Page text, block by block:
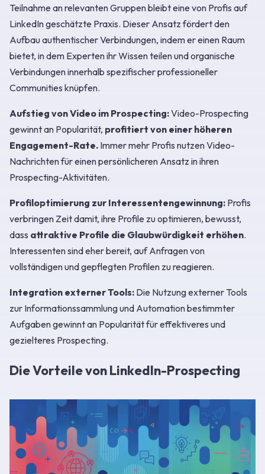
Teilnahme an relevanten Gruppen bleibt eine von Profis auf
LinkedIn geschätzte Praxis. Dieser Ansatz fördert den
Aufbau authentischer Verbindungen, indem er einen Raum
bietet, in dem Experten ihr Wissen teilen und organische
Verbindungen innerhalb spezifischer professioneller
Communities knüpfen.
Aufstieg von Video im Prospecting:Video-Prospecting
gewinnt an Popularität, profitiert von einer höheren
Engagement-Rate. Immer mehr Profis nutzen Video-
Nachrichten für einen persönlicheren Ansatz in ihren
Prospecting-Aktivitäten.
Profiloptimierung zur Interessentengewinnung: Profis
verbringen Zeit damit, ihre Profile zu optimieren, bewusst,
dass attraktive Profile die Glaubwürdigkeit erhöhen.
Interessenten sind eher bereit, auf Anfragen von
vollständigen und gepflegten Profilen zu reagieren.
Integration externer Tools: Die Nutzung externer Tools
zur Informationssammlung und Automation bestimmter
Aufgaben gewinnt an Popularität für effektiveres und
gezielteres Prospecting.
Die Vorteile von LinkedIn-Prospecting